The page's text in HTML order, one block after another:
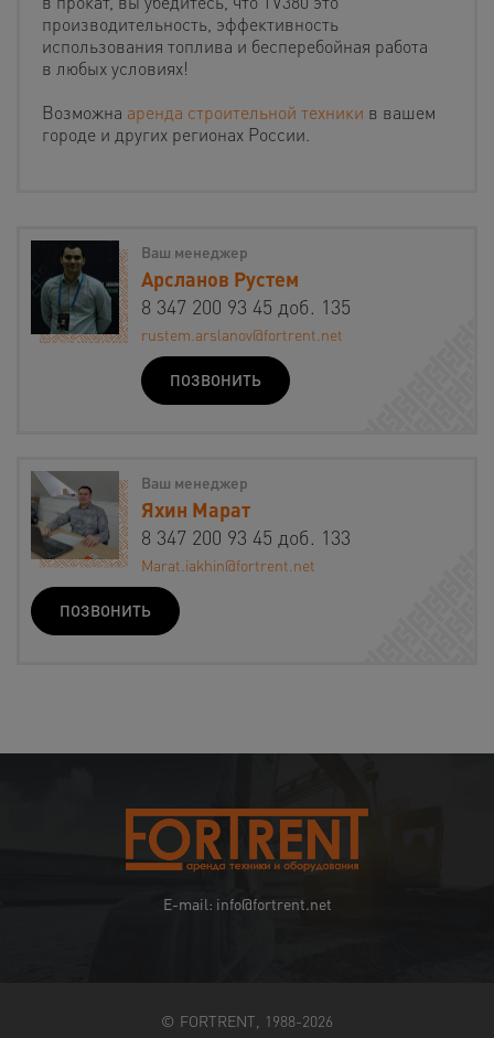
производительность, эффективность
использования топлива и бесперебойная работа
в любых условиях!
Возможна аренда строительной техники в вашем
городе и других регионах России.
Ваш менеджер
Арсланов Рустем
8 347 200 93 45 доб. 135
rustem.arslanov@fortrent.net
ПОЗВОНИТЬ
Ваш менеджер
Яхин Марат
8 347 200 93 45 доб. 133
Marat.iakhin@fortrent.net
ПОЗВОНИТЬ
E-mail: info@fortrent.net
© FORTRENT, 1988-2026